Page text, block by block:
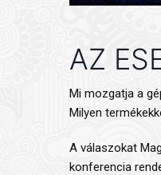
AZ
Mi mozgatja a
Milyen
A válaszokat
konferencia